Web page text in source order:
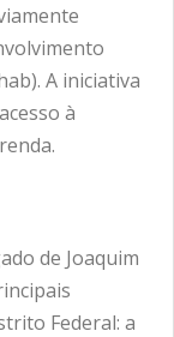
A iniciativa
à
de Joaquim
Federal: a